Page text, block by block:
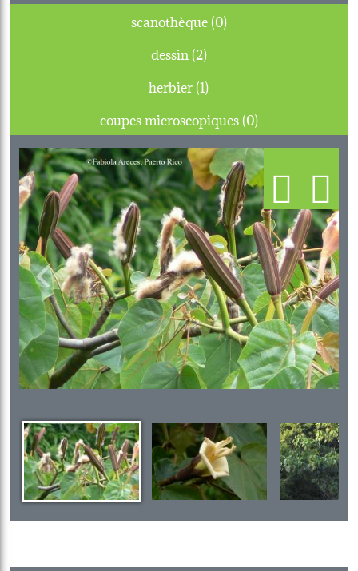
scanothèque (0)
dessin (2)
herbier (1)
coupes microscopiques (0)
Previous Next